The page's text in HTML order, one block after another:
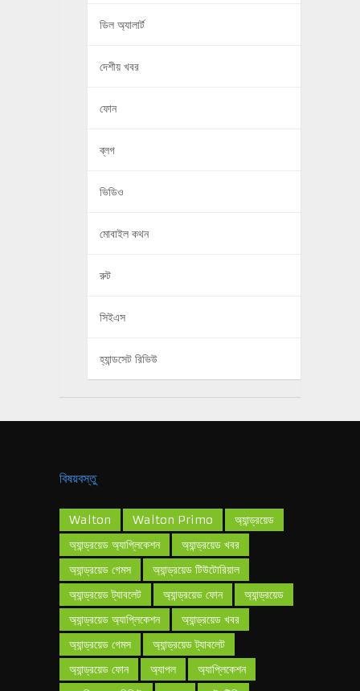
ডিল অ্যালার্ট
দেশীয় খবর
ফোন
ব্লগ
ভিডিও
মোবাইল কথন
রুট
সিইএস
হ্যান্ডসেট রিভিউ
বিষয়বস্তু
Walton Walton Primo
অ্যান্ড্রয়েড
অ্যান্ড্রয়েড অ্যাপ্লিকেশন
অ্যান্ড্রয়েড খবর
অ্যান্ড্রয়েড গেমস
অ্যান্ড্রয়েড টিউটোরিয়াল
অ্যান্ড্রয়েড ট্যাবলেট
অ্যান্ড্রয়েড ফোন
অ্যান্ড্রয়েড
অ্যান্ড্রয়েড অ্যাপ্লিকেশন
অ্যান্ড্রয়েড খবর
অ্যান্ড্রয়েড গেমস
অ্যান্ড্রয়েড ট্যাবলেট
অ্যান্ড্রয়েড ফোন
অ্যাপল
অ্যাপ্লিকেশন